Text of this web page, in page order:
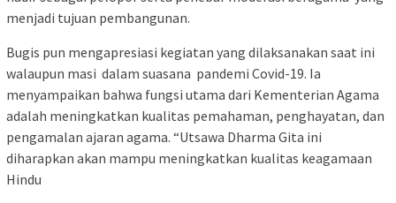
menjadi tujuan pembangunan.
Bugis pun mengapresiasi kegiatan yang dilaksanakan saat ini
walaupun masi dalam suasana pandemi Covid-19. Ia
menyampaikan bahwa fungsi utama dari Kementerian Agama
adalah meningkatkan kualitas pemahaman, penghayatan, dan
pengamalan ajaran agama. “Utsawa Dharma Gita ini
diharapkan akan mampu meningkatkan kualitas keagamaan
Hindu